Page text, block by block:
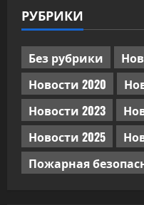
РУБРИКИ
Без рубрики
Новости 2020
Новости 2023
Новости 2025
Пожарная